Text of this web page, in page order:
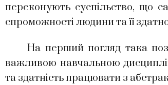
переконують суспільство, що
спроможності людини та її
На перший погляд така
важливою навчальною
та здатність працювати з